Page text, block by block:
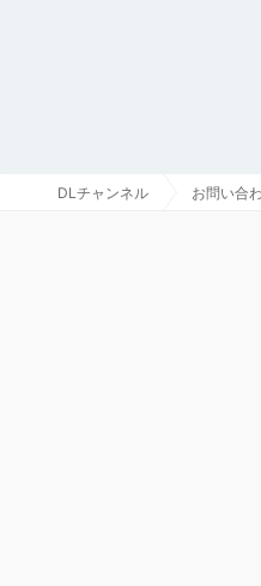
DLチャンネル お問い合